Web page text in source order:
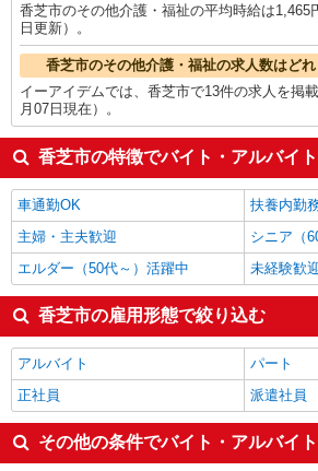
香芝市のその他介護・福祉の平均時給は1,465
日更新）。
香芝市のその他介護・福祉の求人数はど
イーアイデムでは、香芝市で13件の求人を掲
月07日現在）。
香芝市の特徴でバイト・アルバイ
車通勤OK
扶養内勤
主婦・主夫歓迎
シニア（
エルダー（50代～）活躍中
未経験歓
香芝市の雇用形態で絞り込む
アルバイト
パート
正社員
派遣社員
その他の条件でバイト・アルバイ